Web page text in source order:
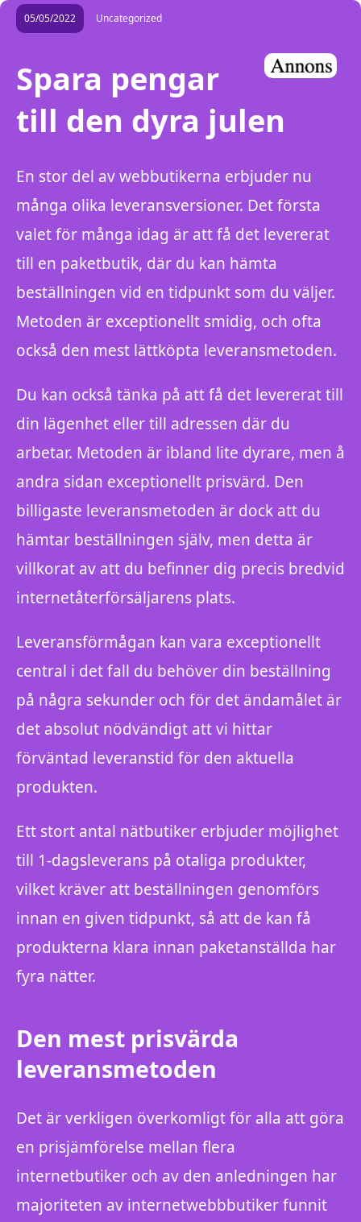
05/05/2022 Uncategorized
Spara pengar
till den dyra julen
En stor del av webbutikerna erbjuder nu
många olika leveransversioner. Det första
valet för många idag är att få det levererat
till en paketbutik, där du kan hämta
beställningen vid en tidpunkt som du väljer.
Metoden är exceptionellt smidig, och ofta
också den mest lättköpta leveransmetoden.
Du kan också tänka på att få det levererat till
din lägenhet eller till adressen där du
arbetar. Metoden är ibland lite dyrare, men å
andra sidan exceptionellt prisvärd. Den
billigaste leveransmetoden är dock att du
hämtar beställningen själv, men detta är
villkorat av att du befinner dig precis bredvid
internetåterförsäljarens plats.
Leveransförmågan kan vara exceptionellt
central i det fall du behöver din beställning
på några sekunder och för det ändamålet är
det absolut nödvändigt att vi hittar
förväntad leveranstid för den aktuella
produkten.
Ett stort antal nätbutiker erbjuder möjlighet
till 1-dagsleverans på otaliga produkter,
vilket kräver att beställningen genomförs
innan en given tidpunkt, så att de kan få
produkterna klara innan paketanställda har
fyra nätter.
Den mest prisvärda
leveransmetoden
Det är verkligen överkomligt för alla att göra
en prisjämförelse mellan flera
internetbutiker och av den anledningen har
majoriteten av internetwebbbutiker funnit